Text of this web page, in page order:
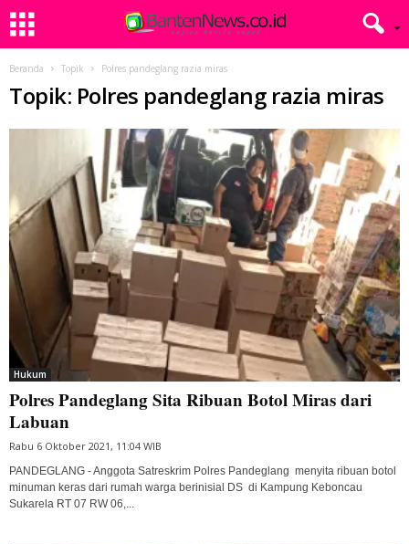
Beranda Topik Polres pandeglang razia miras
Topik: Polres pandeglang razia miras
Hukum
Polres Pandeglang Sita Ribuan Botol Miras dari
Labuan
Rabu 6 Oktober 2021, 11:04 WIB
PANDEGLANG - Anggota Satreskrim Polres Pandeglang menyita ribuan botol
minuman keras dari rumah warga berinisial DS di Kampung Keboncau
Sukarela RT 07 RW 06,...